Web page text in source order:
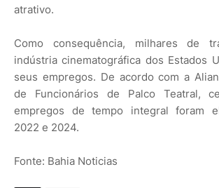
atrativo.
Como consequência, milhares de
indústria cinematográfica dos Estados
seus empregos. De acordo com a
de Funcionários de Palco Teatral,
empregos de tempo integral foram
2022 e 2024.
Fonte: Bahia Noticias